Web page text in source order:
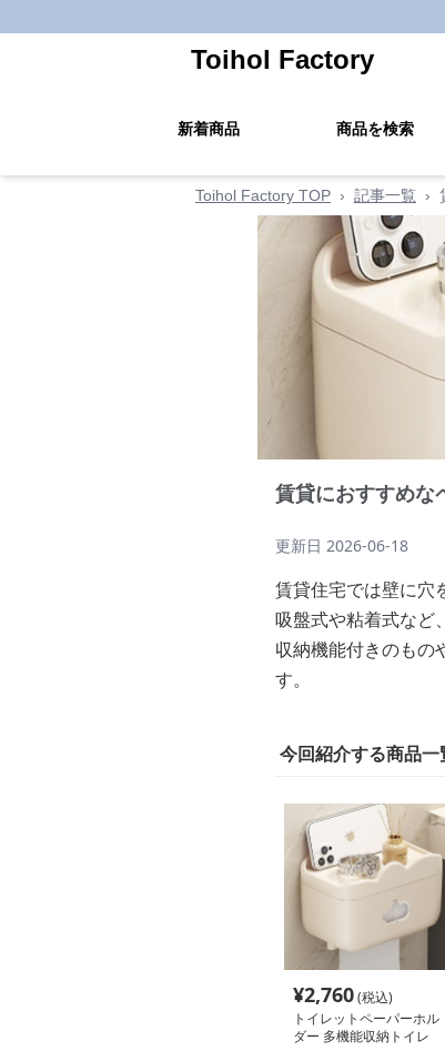
Toihol Factory
新着商品 商品を検索
Toihol Factory TOP › 記事一覧 ›
賃貸におすすめな
更新日 2026-06-18
賃貸住宅では壁に穴
吸盤式や粘着式など
収納機能付きのもの
す。
今回紹介する商品一
¥2,760(税込)
トイレットペーパーホル
ダー 多機能収納トイレ